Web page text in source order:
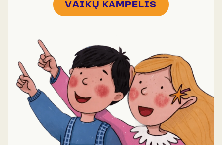
VAIKŲ KAMPELIS